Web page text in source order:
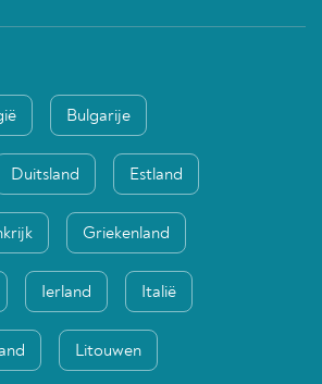
Bulgarije
Duitsland Estland
Griekenland
Ierland Italië
Litouwen